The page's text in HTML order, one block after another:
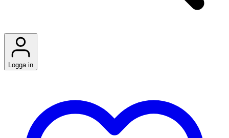
Logga in